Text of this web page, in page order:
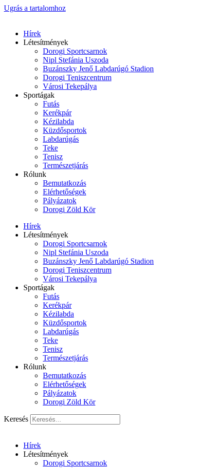
Ugrás a tartalomhoz
Hírek
Létesítmények
Dorogi Sportcsarnok
Nipl Stefánia Uszoda
Buzánszky Jenő Labdarúgó Stadion
Dorogi Teniszcentrum
Városi Tekepálya
Sportágak
Futás
Kerékpár
Kézilabda
Küzdősportok
Labdarúgás
Teke
Tenisz
Természetjárás
Rólunk
Bemutatkozás
Elérhetőségek
Pályázatok
Dorogi Zöld Kör
Hírek
Létesítmények
Dorogi Sportcsarnok
Nipl Stefánia Uszoda
Buzánszky Jenő Labdarúgó Stadion
Dorogi Teniszcentrum
Városi Tekepálya
Sportágak
Futás
Kerékpár
Kézilabda
Küzdősportok
Labdarúgás
Teke
Tenisz
Természetjárás
Rólunk
Bemutatkozás
Elérhetőségek
Pályázatok
Dorogi Zöld Kör
Keresés
Hírek
Létesítmények
Dorogi Sportcsarnok